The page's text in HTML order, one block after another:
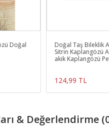
Doğal
Doğal Taş Bileklik Ametist
Sitrin Kaplangözü Aventurin
akik Kaplangözü
124,99 TL
& Değerlendirme